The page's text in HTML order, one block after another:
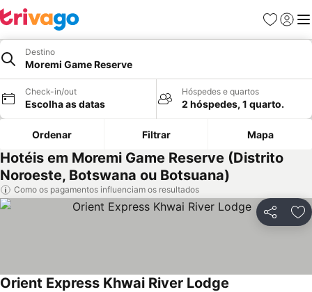
Favoritos
Iniciar
Destino
Moremi Game Reserve
Check-in/out
Escolha as datas
Hóspedes e quartos
2 hóspedes, 1 quarto.
Ordenar Filtrar Mapa
Hotéis em Moremi Game Reserve (Distrito
Noroeste, Botswana ou Botsuana)
Como os pagamentos influenciam os resultados
Partilhar
Orient Express Khwai River Lodge